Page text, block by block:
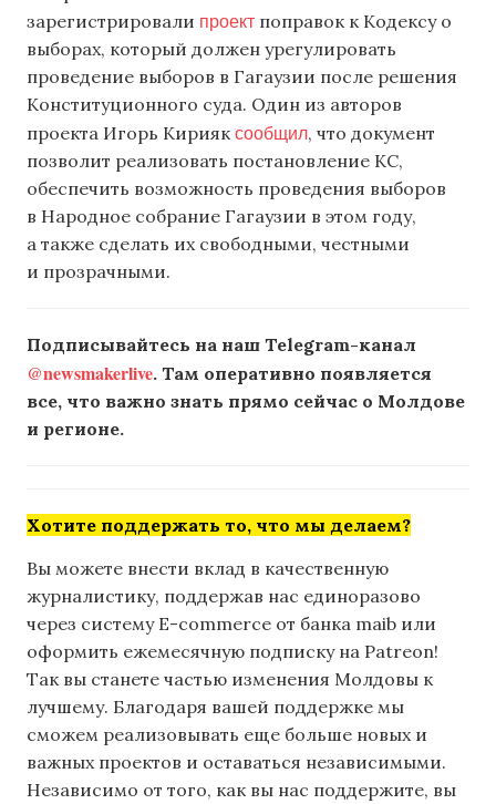
зарегистрировали проект поправок к Кодексу о
выборах, который должен урегулировать
проведение выборов в Гагаузии после решения
Конституционного суда. Один из авторов
проекта Игорь Кирияк сообщил, что документ
позволит реализовать постановление КС,
обеспечить возможность проведения выборов
в Народное собрание Гагаузии в этом году,
а также сделать их свободными, честными
и прозрачными.
Подписывайтесь на наш Telegram-канал
@newsmakerlive. Там оперативно появляется
все, что важно знать прямо сейчас о Молдове
и регионе.
Хотите поддержать то, что мы делаем?
Вы можете внести вклад в качественную
журналистику, поддержав нас единоразово
через систему E-commerce от банка maib или
оформить ежемесячную подписку на Patreon!
Так вы станете частью изменения Молдовы к
лучшему. Благодаря вашей поддержке мы
сможем реализовывать еще больше новых и
важных проектов и оставаться независимыми.
Независимо от того, как вы нас поддержите, вы